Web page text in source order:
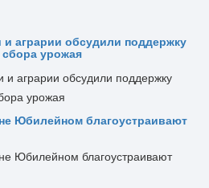
аграрии обсудили поддержку
сбора урожая
Юбилейном благоустраивают